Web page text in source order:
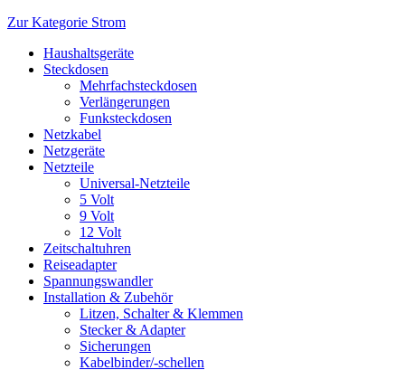
Zur Kategorie Strom
Haushaltsgeräte
Steckdosen
Mehrfachsteckdosen
Verlängerungen
Funksteckdosen
Netzkabel
Netzgeräte
Netzteile
Universal-Netzteile
5 Volt
9 Volt
12 Volt
Zeitschaltuhren
Reiseadapter
Spannungswandler
Installation & Zubehör
Litzen, Schalter & Klemmen
Stecker & Adapter
Sicherungen
Kabelbinder/-schellen